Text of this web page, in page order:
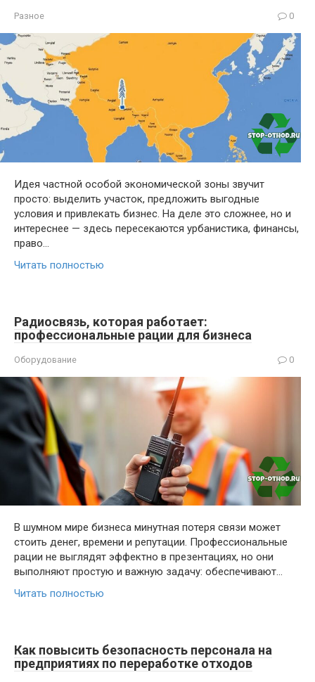
Разное 0
Идея частной особой экономической зоны звучит
просто: выделить участок, предложить выгодные
условия и привлекать бизнес. На деле это сложнее, но и
интереснее — здесь пересекаются урбанистика, финансы,
право…
Читать полностью
Радиосвязь, которая работает:
профессиональные рации для бизнеса
Оборудование 0
В шумном мире бизнеса минутная потеря связи может
стоить денег, времени и репутации. Профессиональные
рации не выглядят эффектно в презентациях, но они
выполняют простую и важную задачу: обеспечивают…
Читать полностью
Как повысить безопасность персонала на
предприятиях по переработке отходов